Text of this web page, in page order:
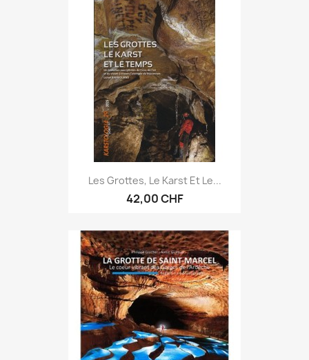
Les Grottes, Le Karst Et Le...
42,00 CHF